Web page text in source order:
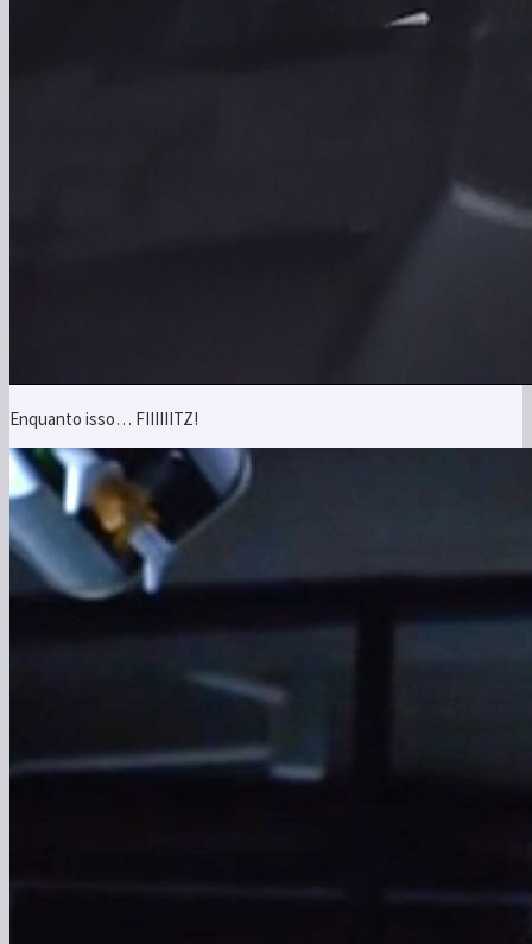
Enquanto isso… FIIIIIITZ!